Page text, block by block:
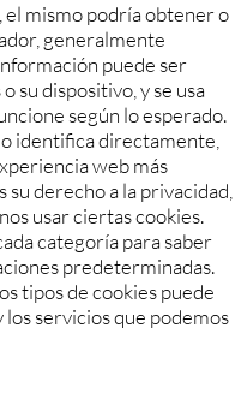
mismo podría obtener o
generalmente
puede ser
su dispositivo, y se usa
según lo esperado.
identifica directamente,
web más
su derecho a la privacidad,
usar ciertas cookies.
categoría para saber
predeterminadas.
tipos de cookies puede
servicios que podemos